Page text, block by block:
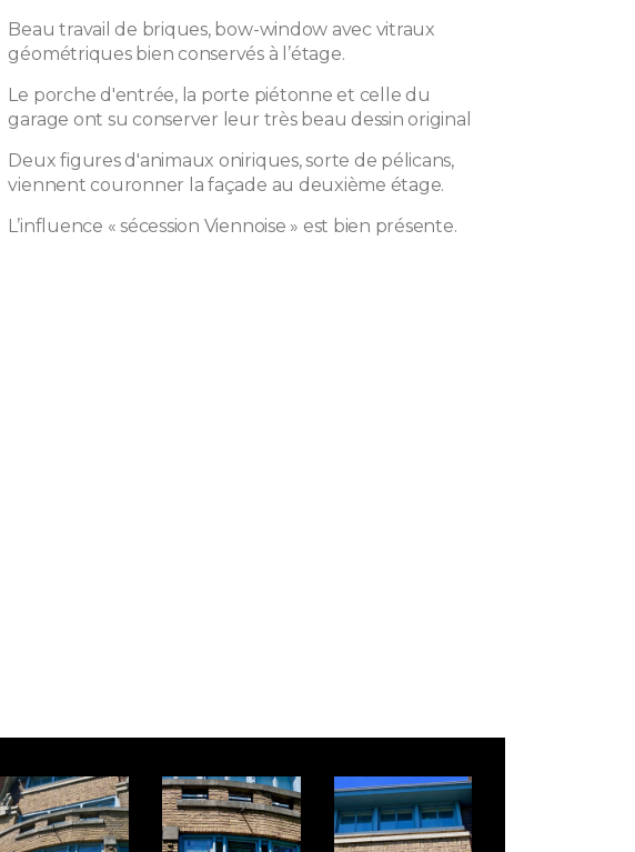
Beau travail de briques, bow-window avec vitraux
géométriques bien conservés à l’étage.
Le porche d'entrée, la porte piétonne et celle du
garage ont su conserver leur très beau dessin original
Deux figures d'animaux oniriques, sorte de pélicans,
viennent couronner la façade au deuxième étage.
L’influence « sécession Viennoise » est bien présente.